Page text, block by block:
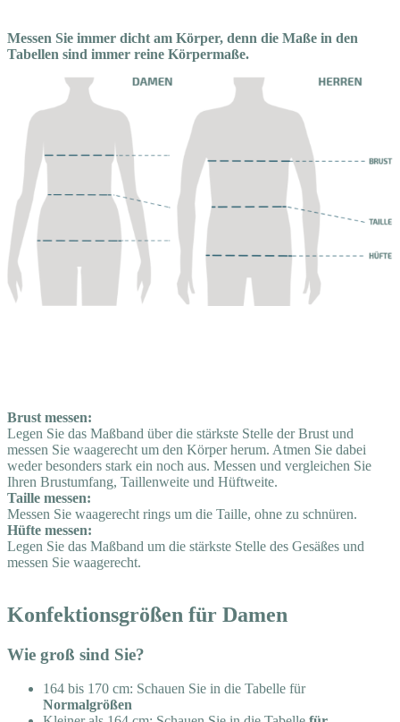
Messen Sie immer dicht am Körper, denn die Maße in den
Tabellen sind immer reine Körpermaße.
Brust messen:
Legen Sie das Maßband über die stärkste Stelle der Brust und
messen Sie waagerecht um den Körper herum. Atmen Sie dabei
weder besonders stark ein noch aus. Messen und vergleichen Sie
Ihren Brustumfang, Taillenweite und Hüftweite.
Taille messen:
Messen Sie waagerecht rings um die Taille, ohne zu schnüren.
Hüfte messen:
Legen Sie das Maßband um die stärkste Stelle des Gesäßes und
messen Sie waagerecht.
Konfektionsgrößen für Damen
Wie groß sind Sie?
164 bis 170 cm: Schauen Sie in die Tabelle für
Normalgrößen